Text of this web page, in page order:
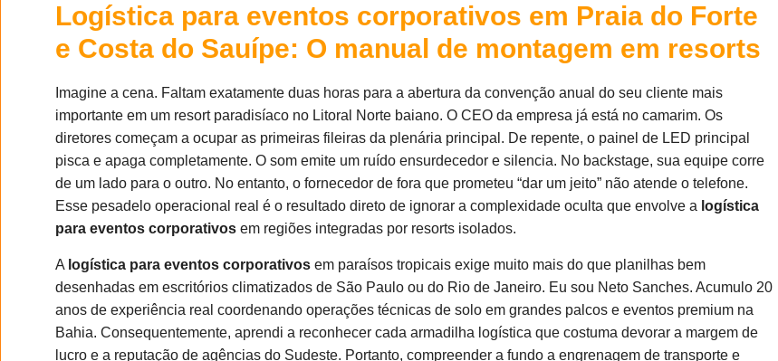
Logística para eventos corporativos em Praia do Forte
e Costa do Sauípe: O manual de montagem em resorts
Imagine a cena. Faltam exatamente duas horas para a abertura da convenção anual do seu cliente mais
importante em um resort paradisíaco no Litoral Norte baiano. O CEO da empresa já está no camarim. Os
diretores começam a ocupar as primeiras fileiras da plenária principal. De repente, o painel de LED principal
pisca e apaga completamente. O som emite um ruído ensurdecedor e silencia. No backstage, sua equipe corre
de um lado para o outro. No entanto, o fornecedor de fora que prometeu “dar um jeito” não atende o telefone.
Esse pesadelo operacional real é o resultado direto de ignorar a complexidade oculta que envolve a logística
para eventos corporativos em regiões integradas por resorts isolados.
A logística para eventos corporativos em paraísos tropicais exige muito mais do que planilhas bem
desenhadas em escritórios climatizados de São Paulo ou do Rio de Janeiro. Eu sou Neto Sanches. Acumulo 20
anos de experiência real coordenando operações técnicas de solo em grandes palcos e eventos premium na
Bahia. Consequentemente, aprendi a reconhecer cada armadilha logística que costuma devorar a margem de
lucro e a reputação de agências do Sudeste. Portanto, compreender a fundo a engrenagem de transporte e